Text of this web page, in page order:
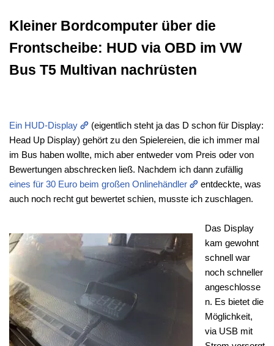
Kleiner Bordcomputer über die
Frontscheibe: HUD via OBD im VW
Bus T5 Multivan nachrüsten
Ein HUD-Display
(eigentlich steht ja das D schon für Display:
Head Up Display) gehört zu den Spielereien, die ich immer mal
im Bus haben wollte, mich aber entweder vom Preis oder von
Bewertungen abschrecken ließ. Nachdem ich dann zufällig
eines für 30 Euro beim großen Onlinehändler
entdeckte, was
auch noch recht gut bewertet schien, musste ich zuschlagen.
Das Display
kam gewohnt
schnell war
noch schneller
angeschlosse
n. Es bietet die
Möglichkeit,
via USB mit